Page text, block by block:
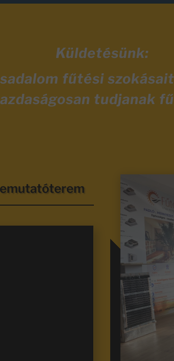
Küldetésünk:
fűtési
tudjanak